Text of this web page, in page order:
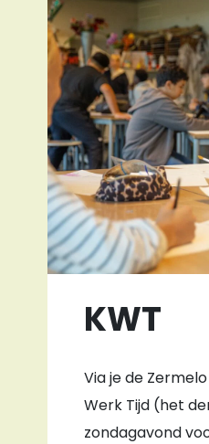
KWT
Via je de
Werk Tijd (het
zondagavond